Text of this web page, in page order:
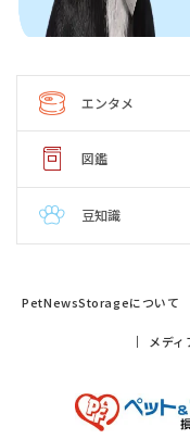
エンタメ
図鑑
豆知識
PetNewsStorageについて
メデ